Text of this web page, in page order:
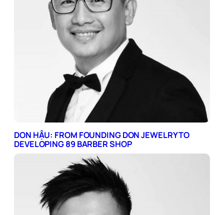
DON HẬU: FROM FOUNDING DON JEWELRY TO
DEVELOPING 89 BARBER SHOP